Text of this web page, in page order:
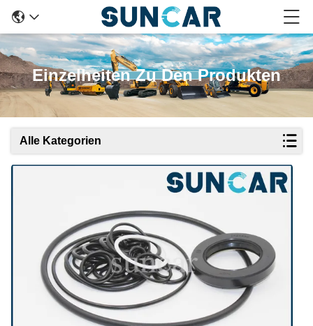
Einzelheiten Zu Den Produkten
Alle Kategorien